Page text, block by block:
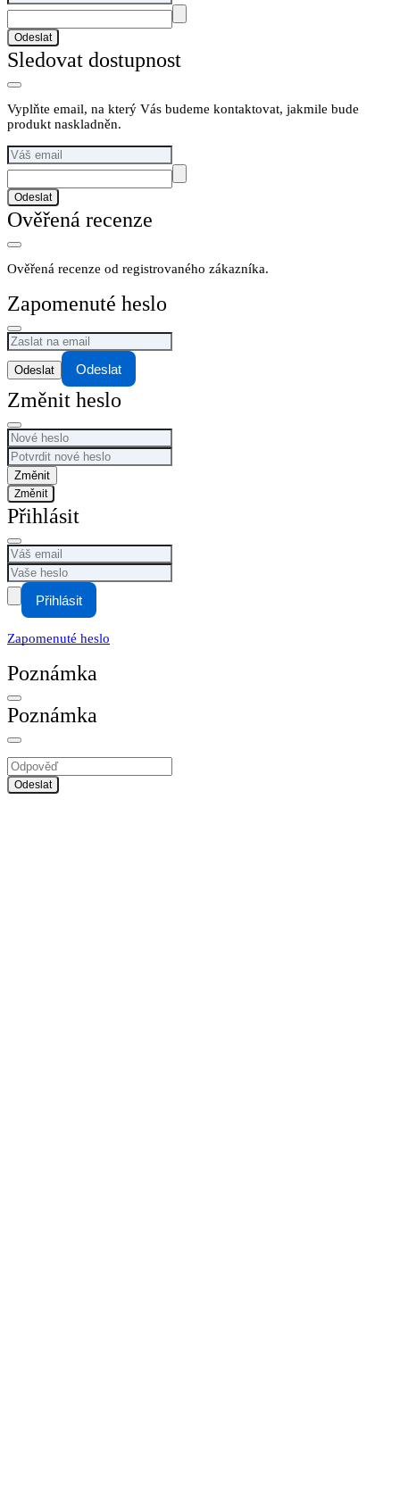
Odeslat
Sledovat dostupnost
Vyplňte email, na který Vás budeme kontaktovat, jakmile bude
produkt naskladněn.
Odeslat
Ověřená recenze
Ověřená recenze od registrovaného zákazníka.
Zapomenuté heslo
Odeslat
Změnit heslo
Změnit
Přihlásit
Přihlásit
Zapomenuté heslo
Poznámka
Poznámka
Odeslat